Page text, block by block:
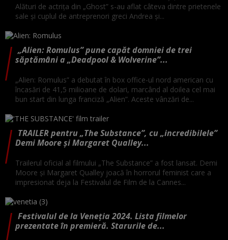
Alături de actrița din „Ghost” s-au aflat câteva dintre prietenele
sale și cuplul de antreprenori greci Andrea și...
„Alien: Romulus” pune capăt domniei de trei
săptămâni a „Deadpool & Wolverine”...
„Alien: Romulus” a debutat în box office-ul nord american cu
încasări de 41,5 milioane de dolari, marcând al doilea cel mai
bun start din lunga franciză „Alien”. Aceste vânzări de...
TRAILER pentru „The Substance”, cu „incredibilele”
Demi Moore și Margaret Qualley...
Trailerul oficial al filmului „The Substance” a fost lansat. Demi
Moore și Margaret Qualley joacă în horrorul feminist care a
impresionat deja la Festivalul de Film de la Cannes...
Festivalul de la Veneţia 2024. Lista filmelor
prezentate în premieră. Starurile de...